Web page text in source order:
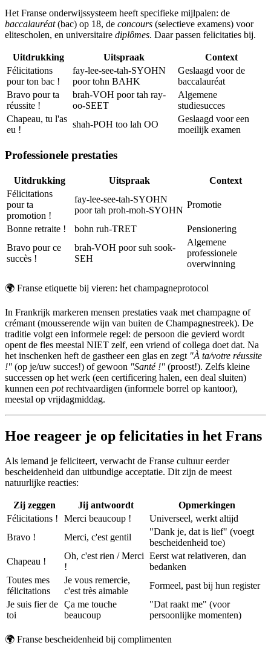
Het Franse onderwijssysteem heeft specifieke mijlpalen: de
baccalauréat(bac) op 18, de concours (selectieve examens) voor
elitescholen, en universitaire diplômes. Daar passen felicitaties bij.
Uitdrukking Uitspraak
Context
Félicitations
pour ton bac !
fay-lee-see-tah-SYOHN
poor tohn BAHK
Geslaagd voor de
baccalauréat
Bravo pour ta
réussite !
brah-VOH poor tah ray-
oo-SEET
Algemene
studiesucces
Chapeau, tu l'as
eu !
shah-POH too lah OO
Geslaagd voor een
moeilijk examen
Professionele prestaties
Uitdrukking Uitspraak
Context
Félicitations
pour ta
promotion !
fay-lee-see-tah-SYOHN
poor tah proh-moh-SYOHN
Promotie
Bonne retraite ! bohn ruh-TRET
Pensionering
Bravo pour ce
succès !
brah-VOH poor suh sook-
SEH
Algemene
professionele
overwinning
🌍 Franse etiquette bij vieren: het champagneprotocol
In Frankrijk markeren mensen prestaties vaak met champagne of
crémant (mousserende wijn van buiten de Champagnestreek). De
traditie volgt een informele regel: de persoon die gevierd wordt
opent de fles meestal NIET zelf, een vriend of collega doet dat. Na
het inschenken heft de gastheer een glas en zegt "À ta/votre réussite
!" (op je/uw succes!) of gewoon "Santé !" (proost!). Zelfs kleine
successen op het werk (een certificering halen, een deal sluiten)
kunnen een potrechtvaardigen (informele borrel op kantoor),
meestal op vrijdagmiddag.
Hoe reageer je op felicitaties in het Frans
Als iemand je feliciteert, verwacht de Franse cultuur eerder
bescheidenheid dan uitbundige acceptatie. Dit zijn de meest
natuurlijke reacties:
Zij zeggen Jij antwoordt
Opmerkingen
Félicitations !
Merci beaucoup !
Universeel, werkt altijd
Bravo !
Merci, c'est gentil
"Dank je, dat is lief" (voegt
bescheidenheid toe)
Chapeau !
Oh, c'est rien / Merci
!
Eerst wat relativeren, dan
bedanken
Toutes mes
félicitations
Je vous remercie,
c'est très aimable
Formeel, past bij hun register
Je suis fier de
toi
Ça me touche
beaucoup
"Dat raakt me" (voor
persoonlijke momenten)
🌍 Franse bescheidenheid bij complimenten